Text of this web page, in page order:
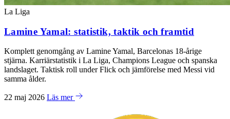
La Liga
Lamine Yamal: statistik, taktik och framtid
Komplett genomgång av Lamine Yamal, Barcelonas 18-årige
stjärna. Karriärstatistik i La Liga, Champions League och spanska
landslaget. Taktisk roll under Flick och jämförelse med Messi vid
samma ålder.
22 maj 2026 Läs mer